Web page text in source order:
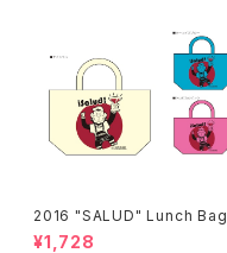
2016 "SALUD" Lunch Bag
¥1,728